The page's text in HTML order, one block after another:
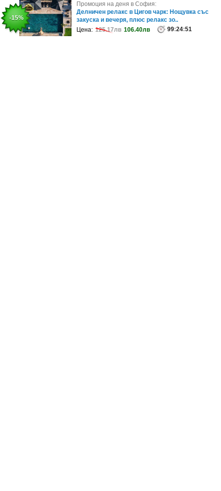
-30%
Промоция на деня в София:
RF лифтинг на околоочен контур, лице, шия и
деколте, плюс вакуум масаж и б..
Цена: 149.99лв 105.01лв 64:24:55
-15%
Промоция на деня в София:
Делничен релакс в Цигов чарк: Нощувка със
закуска и вечеря, плюс релакс зо..
Цена: 125.17лв 106.40лв 99:24:51